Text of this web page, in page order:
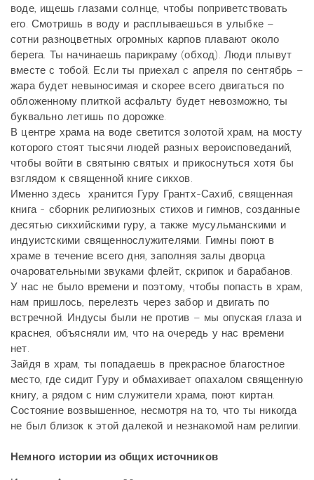
воде, ищешь глазами солнце, чтобы поприветствовать
его. Смотришь в воду и расплываешься в улыбке –
сотни разноцветных огромных карпов плавают около
берега. Ты начинаешь парикраму (обход). Люди плывут
вместе с тобой. Если ты приехал с апреля по сентябрь –
жара будет невыносимая и скорее всего двигаться по
обложенному плиткой асфальту будет невозможно, ты
буквально летишь по дорожке.
В центре храма на воде светится золотой храм, на мосту
которого стоят тысячи людей разных вероисповеданий,
чтобы войти в святыню святых и прикоснуться хотя бы
взглядом к священной книге сикхов.
Именно здесь хранится Гуру Грантх-Сахиб, священная
книга - сборник религиозных стихов и гимнов, созданные
десятью сикхийскими гуру, а также мусульманскими и
индуистскими священнослужителями. Гимны поют в
храме в течение всего дня, заполняя залы дворца
очаровательными звуками флейт, скрипок и барабанов.
У нас не было времени и поэтому, чтобы попасть в храм,
нам пришлось, перелезть через забор и двигать по
встречной. Индусы были не против – мы опуская глаза и
краснея, объясняли им, что на очередь у нас времени
нет.
Зайдя в храм, ты попадаешь в прекрасное благостное
место, где сидит Гуру и обмахивает опахалом священную
книгу, а рядом с ним служители храма, поют киртан.
Состояние возвышенное, несмотря на то, что ты никогда
не был близок к этой далекой и незнакомой нам религии.
Немного истории из общих источников